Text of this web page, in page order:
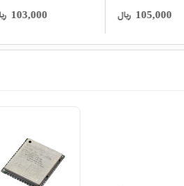
103,000 ریال
KBPC3510
878,000